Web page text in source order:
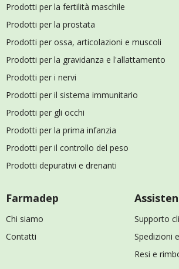
Prodotti per la fertilità maschile
Prodotti per la prostata
Prodotti per ossa, articolazioni e muscoli
Prodotti per la gravidanza e l'allattamento
Prodotti per i nervi
Prodotti per il sistema immunitario
Prodotti per gli occhi
Prodotti per la prima infanzia
Prodotti per il controllo del peso
Prodotti depurativi e drenanti
Farmadep
Chi siamo
Contatti
Supporto
Spedizioni
Resi e